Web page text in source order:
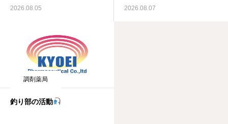
2026.08.05 2026.08.07
調剤薬局
釣り部の活動